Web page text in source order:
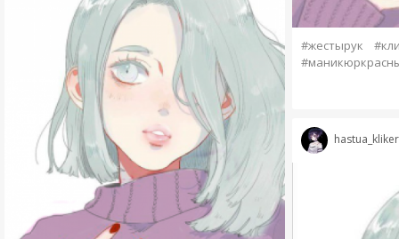
#жестырук
hastua_kliker